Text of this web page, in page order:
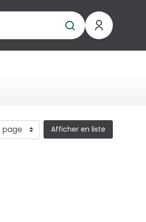
Afficher en liste